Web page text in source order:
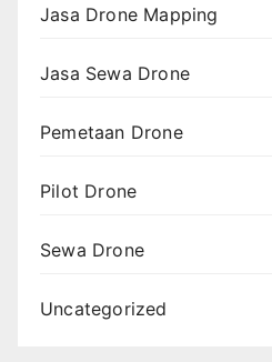
Jasa Drone Mapping
Jasa Sewa Drone
Pemetaan Drone
Pilot Drone
Sewa Drone
Uncategorized